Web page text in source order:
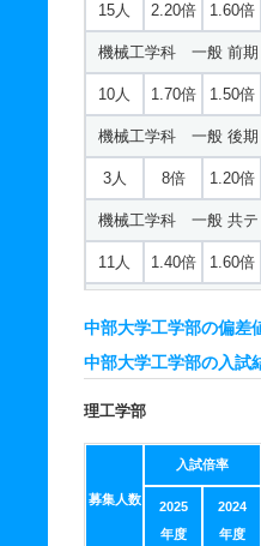
日本語日本文化学科
若干名 1.80倍 －
日本語日本文化学科
2人 1倍 －
日本語日本文化学科
2人 1倍 －
日本語日本文化学科
6人 1.50倍 －
英語英米文化学科 一
12人
3人
英語英米文化学科 一
15人 2.20倍 1.60倍
機械工学科 一般 前期
10人 1.70倍 1.50倍
機械工学科 一般 後期
3人 8倍 1.20倍
機械工学科 一般 共
11人 1.40倍 1.60倍
機械工学科 一般 共
2倍 1.60倍
中部大学工学部の偏差
中部大学工学部の入試
理工学部
募集人数
入試倍率
2025
年度
2024
年度